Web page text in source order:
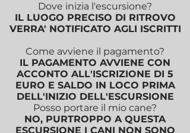
Dove inizia l'escursione?
IL LUOGO PRECISO DI RITROVO
VERRA' NOTIFICATO AGLI ISCRITTI
Come avviene il pagamento?
IL PAGAMENTO AVVIENE CON
ACCONTO ALL'ISCRIZIONE DI 5
EURO E SALDO IN LOCO PRIMA
DELL'INIZIO DELL'ESCURSIONE
Posso portare il mio cane?
NO, PURTROPPO A QUESTA
ESCURSIONE I CANI NON SONO